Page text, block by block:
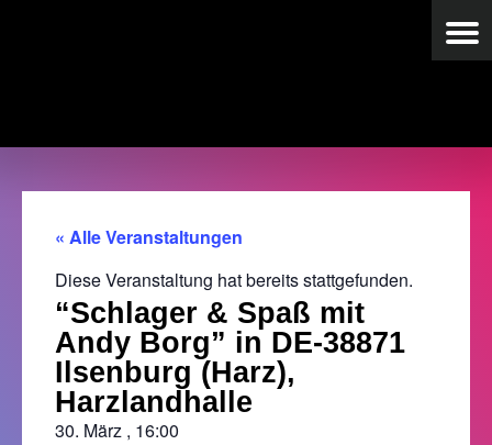
« Alle Veranstaltungen
Diese Veranstaltung hat bereits stattgefunden.
“Schlager & Spaß mit
Andy Borg” in DE-38871
Ilsenburg (Harz),
Harzlandhalle
30. März , 16:00